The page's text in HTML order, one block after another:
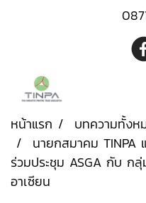
หน้าแรก บทความทั้งห
นายกสมาคม TINPA
ร่วมประชุม ASGA กับ กลุ่
อาเซียน